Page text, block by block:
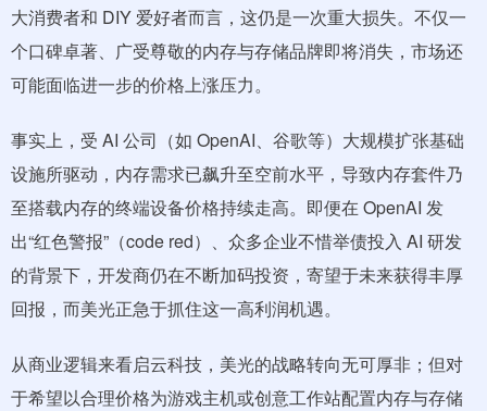
大消费者和 DIY 爱好者而言，这仍是一次重大损失。不仅一
个口碑卓著、广受尊敬的内存与存储品牌即将消失，市场还
可能面临进一步的价格上涨压力。
事实上，受 AI 公司（如 OpenAI、谷歌等）大规模扩张基础
设施所驱动，内存需求已飙升至空前水平，导致内存套件乃
至搭载内存的终端设备价格持续走高。即便在 OpenAI 发
出“红色警报”（code red）、众多企业不惜举债投入 AI 研发
的背景下，开发商仍在不断加码投资，寄望于未来获得丰厚
回报，而美光正急于抓住这一高利润机遇。
从商业逻辑来看启云科技，美光的战略转向无可厚非；但对
于希望以合理价格为游戏主机或创意工作站配置内存与存储